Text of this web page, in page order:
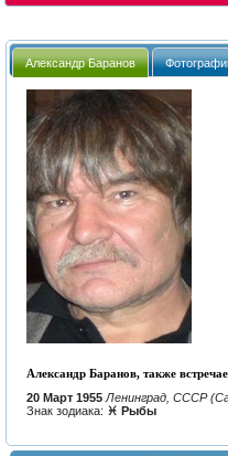
Александр Баранов
Александр Баранов, также
20 Март 1955 Ленинград, СССР
Знак зодиака: ♓ Рыбы